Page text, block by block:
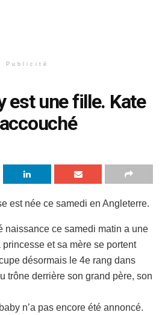
Publicité
est une fille. Kate
est née ce samedi en Angleterre.
naissance ce samedi matin a une
et sa mère se portent
désormais le 4e rang dans
trône derrière son grand père, son
n’a pas encore été annoncé.